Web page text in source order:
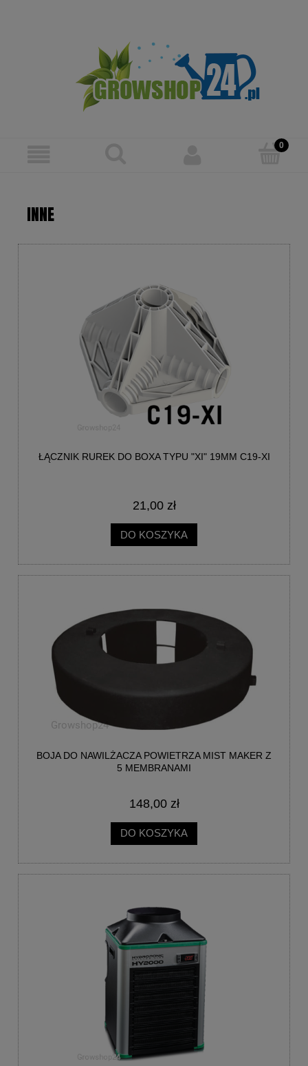
INNE
ŁĄCZNIK RUREK DO BOXA TYPU "XI" 19MM C19-XI
21,00 zł
DO KOSZYKA
BOJA DO NAWILŻACZA POWIETRZA MIST MAKER Z
5 MEMBRANAMI
148,00 zł
DO KOSZYKA